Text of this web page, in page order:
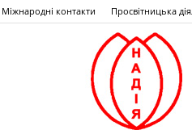
Міжнародні контакти Просвітницька